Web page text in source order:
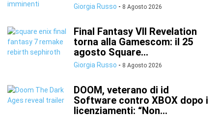
Giorgia Russo - 8 Agosto 2026
Final Fantasy VII Revelation
torna alla Gamescom: il 25
agosto Square...
Giorgia Russo - 8 Agosto 2026
DOOM, veterano di id
Software contro XBOX dopo i
licenziamenti: “Non...